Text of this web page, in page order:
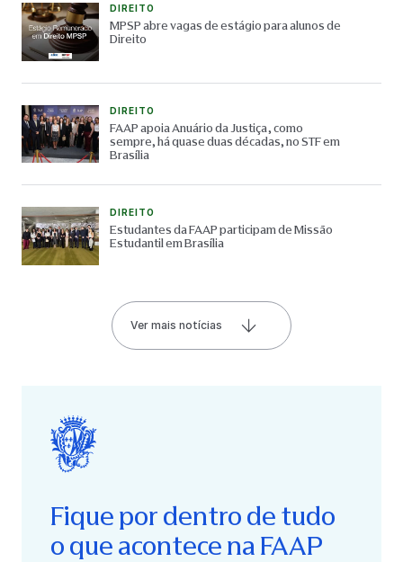
DIREITO
MPSP abre vagas de estágio para alunos de
Direito
DIREITO
FAAP apoia Anuário da Justiça, como
sempre, há quase duas décadas, no STF em
Brasília
DIREITO
Estudantes da FAAP participam de Missão
Estudantil em Brasília
Ver mais notícias
Fique por dentro de tudo
o que acontece na FAAP